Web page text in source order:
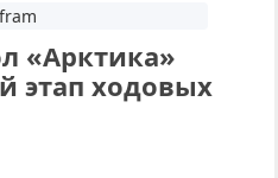
«Арктика»
этап ходовых